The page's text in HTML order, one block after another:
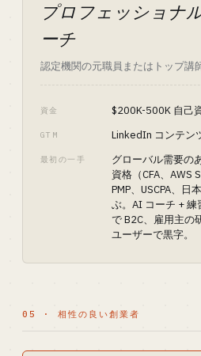
プロフェッショナ
ーチ
認定機関の元職員またはトップ講
資金 $200K-500K 自己
GTM LinkedIn コンテン
最初の一手
グローバル需要の
資格（CFA、AWS
PMP、USCPA、日
ぶ。AI コーチ +
で B2C、雇用主の
ユーザーで黒字。
05 · 相性の良い創業者